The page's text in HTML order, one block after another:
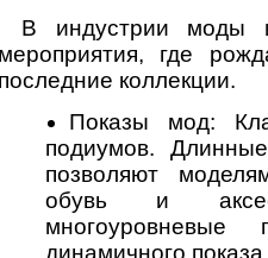
В индустрии моды
мероприятия, где
последние коллекции.
Показы мод:
подиумов.
позволяют
обувь и
динамичного показа.